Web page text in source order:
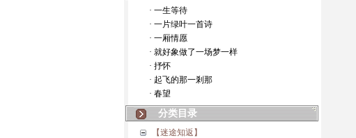
· 一生等待
· 一片绿叶一首诗
· 一厢情愿
· 就好象做了一场梦一样
· 抒怀
· 起飞的那一剎那
· 春望
分类目录
【迷途知返】